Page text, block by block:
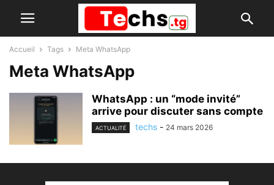
Accueil Tags Meta WhatsApp
Meta WhatsApp
WhatsApp : un “mode invité”
arrive pour discuter sans compte
ACTUALITÉ techs - 24 mars 2026